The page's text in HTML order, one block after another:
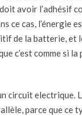
avoir l’adhésif
ce cas, l’énergie
de la batterie, et
c’est comme si
circuit electrique.
parce que ce